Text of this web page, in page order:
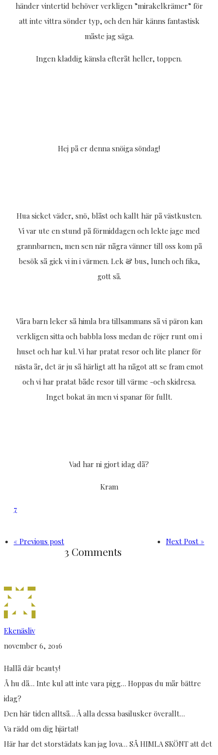
händer vintertid behöver verkligen ”mirakelkrämer” för
att inte vittra sönder typ, och den här känns fantastisk
måste jag säga.
Ingen kladdig känsla efteråt heller, toppen.
Hej på er denna snöiga söndag!
Hua sicket väder, snö, blåst och kallt här på västkusten.
Vi var ute en stund på förmiddagen och lekte jage med
grannbarnen, men sen när några vänner till oss kom på
besök så gick vi in i värmen. Lek & bus, lunch och fika,
gott så.
Våra barn leker så himla bra tillsammans så vi päron kan
verkligen sitta och babbla loss medan de röjer runt om i
huset och har kul. Vi har pratat resor och lite planer för
nästa år, det är ju så härligt att ha något att se fram emot
och vi har pratat både resor till värme -och skidresa.
Inget bokat än men vi spanar för fullt.
Vad har ni gjort idag då?
Kram
7
« Previous post Next Post »
3 Comments
Ekenäsliv
november 6, 2016
Hallå där beauty!
Å hu då… Inte kul att inte vara pigg… Hoppas du mår bättre
idag?
Den här tiden alltså… Å alla dessa basilusker överallt…
Va rädd om dig hjärtat!
Här har det storstädats kan jag lova… SÅ HIMLA SKÖNT att det